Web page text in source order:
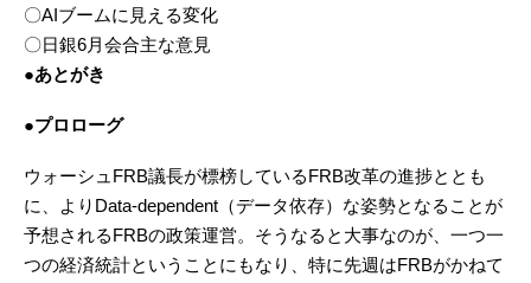
〇AIブームに見える変化
〇日銀6月会合主な意見
●あとがき
●プロローグ
ウォーシュFRB議長が標榜しているFRB改革の進捗ととも
に、よりData-dependent（データ依存）な姿勢となることが
予想されるFRBの政策運営。そうなると大事なのが、一つ一
つの経済統計ということにもなり、特に先週はFRBがかねて